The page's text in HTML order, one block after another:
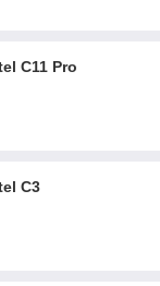
C11 Pro
C3